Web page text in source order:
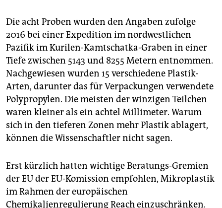
Die acht Proben wurden den Angaben zufolge
2016 bei einer Expedition im nordwestlichen
Pazifik im Kurilen-Kamtschatka-Graben in einer
Tiefe zwischen 5143 und 8255 Metern entnommen.
Nachgewiesen wurden 15 verschiedene Plastik-
Arten, darunter das für Verpackungen verwendete
Polypropylen. Die meisten der winzigen Teilchen
waren kleiner als ein achtel Millimeter. Warum
sich in den tieferen Zonen mehr Plastik ablagert,
können die Wissenschaftler nicht sagen.
Erst kürzlich hatten wichtige Beratungs-Gremien
der EU der EU-Komission empfohlen, Mikroplastik
im Rahmen der europäischen
Chemikalienregulierung Reach einzuschränken.